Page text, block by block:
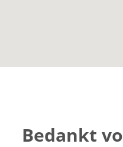
Bedankt